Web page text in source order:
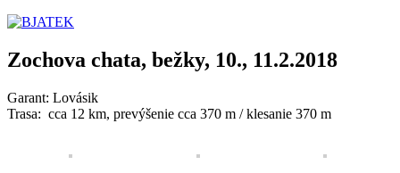
Zochova chata, bežky, 10., 11.2.2018
Garant: Lovásik
Trasa: cca 12 km, prevýšenie cca 370 m / klesanie 370 m